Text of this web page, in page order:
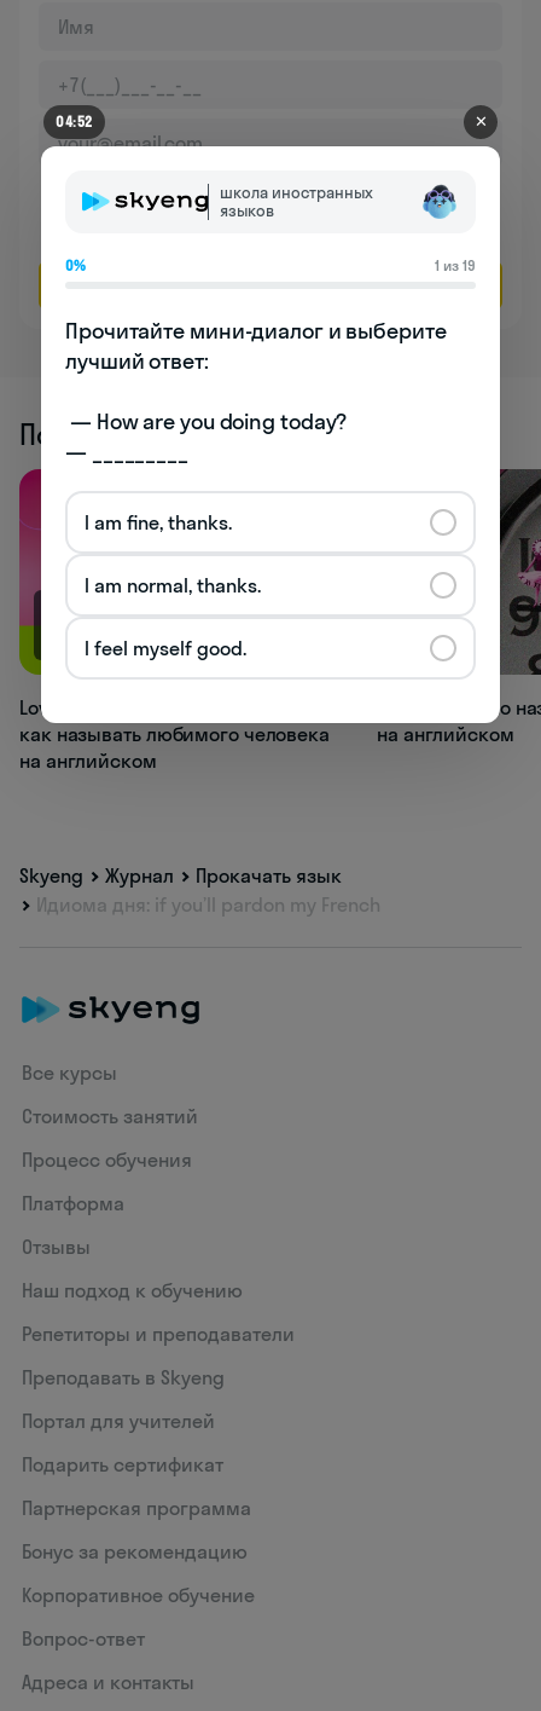
Даю согласие на обработкуперсональных данных
Похожие статьи
113.1K
Love, bae, muffin: 20+ вариантов,
как называть любимого человека
на английском
98.4K
Как правильно
на английском
Skyeng Журнал
Прокачать язык
Идиома дня: if you’ll pardon my French
Все курсы
Стоимость занятий
Процесс обучения
Платформа
Отзывы
Наш подход к обучению
Репетиторы и преподаватели
Преподавать в Skyeng
Портал для учителей
Подарить сертификат
Партнерская программа
Бонус за рекомендацию
Корпоративное обучение
Вопрос-ответ
Адреса и контакты
04:52 ✕
школа иностранных
языков
0% 1 из 19
Прочитайте мини-диалог и выберите
лучший ответ:
— _________
I am fine, thanks.
I am normal, thanks.
I feel myself good.